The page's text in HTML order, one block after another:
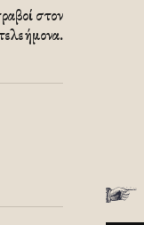
στον